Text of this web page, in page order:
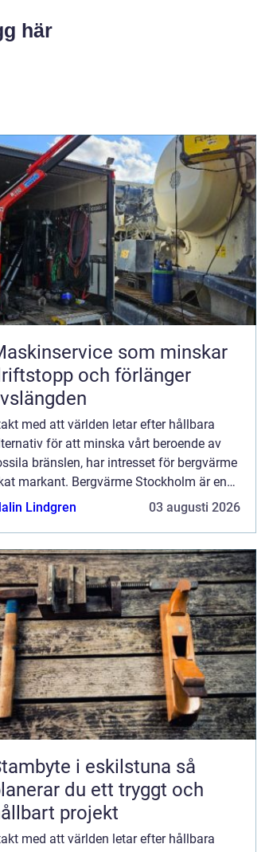
här
som minskar
och förlänger
takt med att världen letar efter hållbara
för att minska vårt beroende av
bränslen, har intresset för bergvärme
markant. Bergvärme Stockholm är en
energik&aum...
Lindgren 03 augusti 2026
i eskilstuna så
du ett tryggt och
projekt
takt med att världen letar efter hållbara